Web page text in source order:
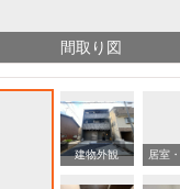
間取り図
建物外観